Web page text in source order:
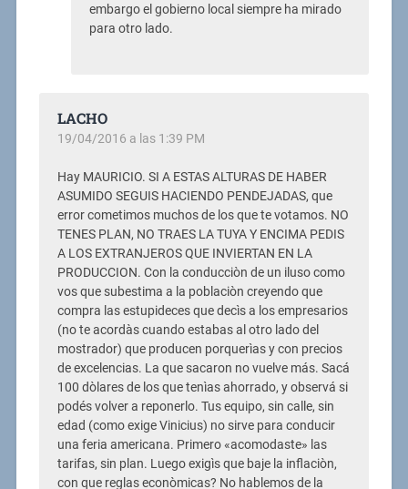
embargo el gobierno local siempre ha mirado
para otro lado.
LACHO
19/04/2016 a las 1:39 PM
Hay MAURICIO. SI A ESTAS ALTURAS DE HABER
ASUMIDO SEGUIS HACIENDO PENDEJADAS, que
error cometimos muchos de los que te votamos. NO
TENES PLAN, NO TRAES LA TUYA Y ENCIMA PEDIS
A LOS EXTRANJEROS QUE INVIERTAN EN LA
PRODUCCION. Con la conducciòn de un iluso como
vos que subestima a la poblaciòn creyendo que
compra las estupideces que decìs a los empresarios
(no te acordàs cuando estabas al otro lado del
mostrador) que producen porquerìas y con precios
de excelencias. La que sacaron no vuelve más. Sacá
100 dòlares de los que tenìas ahorrado, y observá si
podés volver a reponerlo. Tus equipo, sin calle, sin
edad (como exige Vinicius) no sirve para conducir
una feria americana. Primero «acomodaste» las
tarifas, sin plan. Luego exigìs que baje la inflaciòn,
con que reglas econòmicas? No hablemos de la